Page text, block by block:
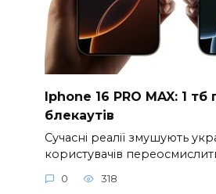
Iphone 16 PRO MAX: 1 тб
блекаутів
Сучасні реалії змушують
користувачів
0 318